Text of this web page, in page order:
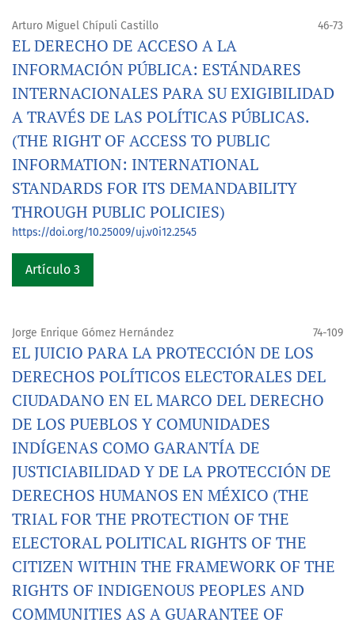
Arturo Miguel Chípuli Castillo 46-73
EL DERECHO DE ACCESO A LA
INFORMACIÓN PÚBLICA: ESTÁNDARES
INTERNACIONALES PARA SU EXIGIBILIDAD
A TRAVÉS DE LAS POLÍTICAS PÚBLICAS.
(THE RIGHT OF ACCESS TO PUBLIC
INFORMATION: INTERNATIONAL
STANDARDS FOR ITS DEMANDABILITY
THROUGH PUBLIC POLICIES)
https://doi.org/10.25009/uj.v0i12.2545
Artículo 3
Jorge Enrique Gómez Hernández 74-109
EL JUICIO PARA LA PROTECCIÓN DE LOS
DERECHOS POLÍTICOS ELECTORALES DEL
CIUDADANO EN EL MARCO DEL DERECHO
DE LOS PUEBLOS Y COMUNIDADES
INDÍGENAS COMO GARANTÍA DE
JUSTICIABILIDAD Y DE LA PROTECCIÓN DE
DERECHOS HUMANOS EN MÉXICO (THE
TRIAL FOR THE PROTECTION OF THE
ELECTORAL POLITICAL RIGHTS OF THE
CITIZEN WITHIN THE FRAMEWORK OF THE
RIGHTS OF INDIGENOUS PEOPLES AND
COMMUNITIES AS A GUARANTEE OF